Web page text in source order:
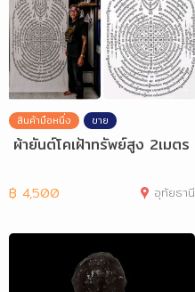
สินค้ามือหนึ่ง ขาย
ผ้ายันต์โคเฝ้าทรัพย์สูง 2เมตร
฿ 4,500 อุทัยธานี